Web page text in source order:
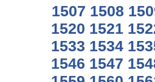
1507 1508
1520 1521
1533 1534
1546 1547